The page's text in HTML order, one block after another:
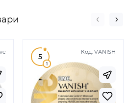
Код: VANISH
5
1